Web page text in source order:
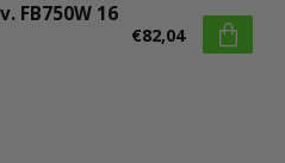
FB750W 16
€82,04